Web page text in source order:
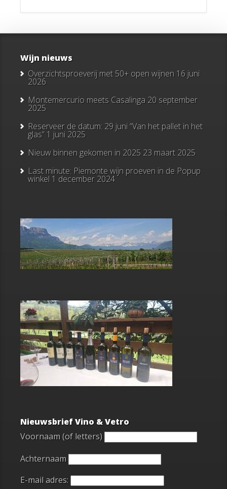
Wijn nieuws
Overzichtsproeverij met 50+ open wijnen 16 juni
2026
Montemercurio meets Casalinga 20 september
2025
Reserveer de datum: 29 juni “Van het pallet in het
glas” 1 juni 2025
Nieuw binnen gekomen in 2025 23 maart 2025
Last minute: Piemonte wijn proeven in de Popup
winkel 1 december 2024
Nieuwsbrief Vino & Vetro
Voornaam (of letters)
Achternaam
E-mail adres: